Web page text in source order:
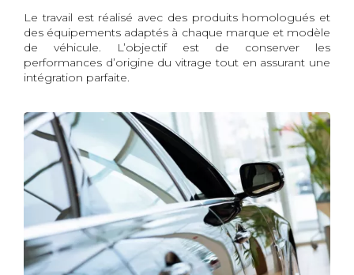
Le travail est réalisé avec des produits homologués et
des équipements adaptés à chaque marque et modèle
de véhicule. L’objectif est de conserver les
performances d’origine du vitrage tout en assurant une
intégration parfaite.